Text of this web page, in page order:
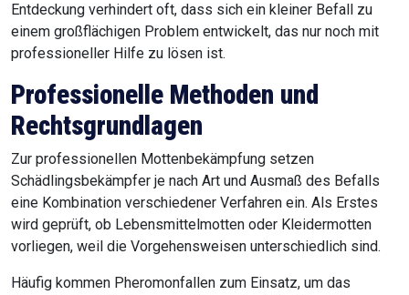
Entdeckung verhindert oft, dass sich ein kleiner Befall zu
einem großflächigen Problem entwickelt, das nur noch mit
professioneller Hilfe zu lösen ist.
Professionelle Methoden und
Rechtsgrundlagen
Zur professionellen Mottenbekämpfung setzen
Schädlingsbekämpfer je nach Art und Ausmaß des Befalls
eine Kombination verschiedener Verfahren ein. Als Erstes
wird geprüft, ob Lebensmittelmotten oder Kleidermotten
vorliegen, weil die Vorgehensweisen unterschiedlich sind.
Häufig kommen Pheromonfallen zum Einsatz, um das